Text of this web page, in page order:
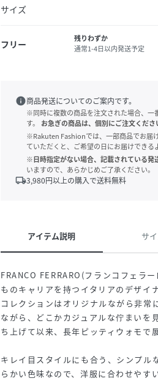
サイズ
フリー
残りわずか
通常1-4日以内発送予定
info商品発送についてのご案内です。
※同時に複数の商品を注文された場合、一
す。
お急ぎの商品は、個別にご注文くださ
※Rakuten Fashionでは、一部商品でお届
ていただくと、ご希望の日にお届けできる
※日時指定がない場合、記載されている発
いますので、あらかじめご了承ください。
local_shipping3,980円以上の購入で送料無料
アイテム説明 サ
FRANCO FERRARO(フランコフェラ
ものキャリアを持つイタリアのデザイ
コレクションはオリジナルながら非常
ながら、どこかカジュアルな佇まいを
ち上げて以来、長年ピッティウォモで
キレイ目スタイルにも合う、シンプル
らかい色味なので、洋服に合わせやす